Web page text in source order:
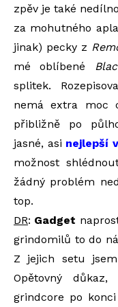
zpěv je také
za mohutného
jinak) pecky z
mé oblíbené
splitek.
nemá extra moc
přibližně po
jasné, asi nejlepší
možnost
žádný problém
top.
DR: Gadget
grindomilů to do
Z jejich setu
Opětovný
grindcore po konci